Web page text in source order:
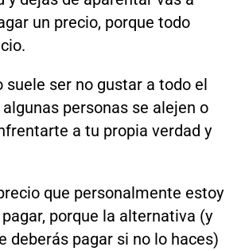
un precio, porque todo
suele ser no gustar a todo el
personas se alejen o
a tu propia verdad y
que personalmente estoy
porque la alternativa (y
deberás pagar si no lo haces)